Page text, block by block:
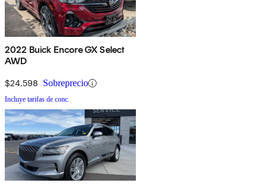
2022 Buick Encore GX Select
AWD
$24,598 Sobreprecio
Incluye tarifas de conc.